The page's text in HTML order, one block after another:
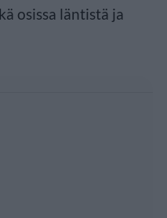
osissa läntistä ja